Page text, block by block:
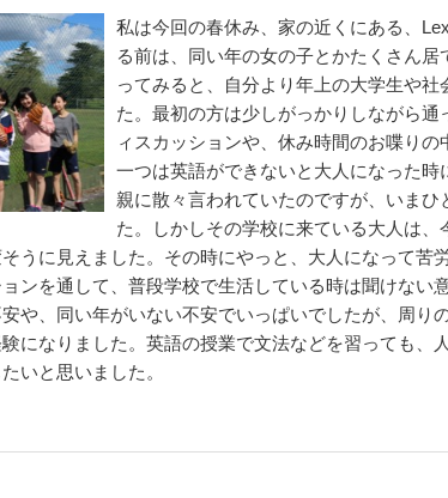
私は今回の春休み、家の近くにある、
る前は、同い年の女の子とかたくさん
ってみると、自分より年上の大学生や
た。最初の方は少しがっかりしながら
ィスカッションや、休み時間のお喋りの
一つは英語ができないと大人になった
親に散々言われていたのですが、いま
た。しかしその学校に来ている大人は
うに見えました。その時にやっと、大人になって苦
ンを通して、普段学校で生活している時は聞けない
や、同い年がいない不安でいっぱいでしたが、周り
になりました。英語の授業で文法などを習っても、
いと思いました。